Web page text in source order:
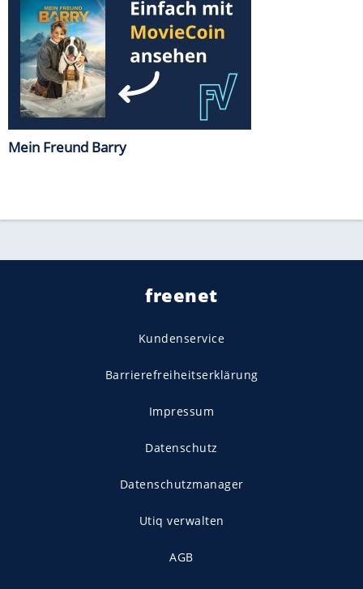
Mein Freund Barry
freenet
Kundenservice
Barrierefreiheitserklärung
Impressum
Datenschutz
Datenschutzmanager
Utiq verwalten
AGB